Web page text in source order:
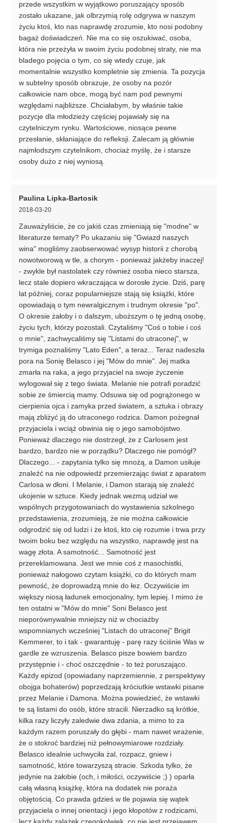
przede wszystkim w wyjątkowo poruszający sposób
zostało ukazane, jak olbrzymią rolę odgrywa w naszym
życiu ktoś, kto nas naprawdę zrozumie, kto nosi podobny
bagaż doświadczeń. Nie ma co się oszukiwać, osoba,
która nie przeżyła w swoim życiu podobnej straty, nie ma
bladego pojęcia o tym, co się wtedy czuje, jak
momentalnie wszystko kompletnie się zmienia. Ta pozycja
w subtelny sposób obrazuje, że osoby na pozór
całkowicie nam obce, mogą być nam pod pewnymi
względami najbliższe. Chciałabym, by właśnie takie
pozycje dla młodzieży częściej pojawiały się na
czytelniczym rynku. Wartościowe, niosące pewne
przesłanie, skłaniające do refleksji. Zalecam ją głównie
najmłodszym czytelnikom, chociaż myślę, że i starsze
osoby dużo z niej wyniosą.
Paulina Lipka-Bartosik
2018-03-20
Zauważyliście, że co jakiś czas zmieniają się "modne" w
literaturze tematy? Po ukazaniu się "Gwiazd naszych
wina" mogliśmy zaobserwować wysyp historii z chorobą
nowotworową w tle, a chorym - ponieważ jakżeby inaczej!
- zwykle był nastolatek czy również osoba nieco starsza,
lecz stale dopiero wkraczająca w dorosłe życie. Dziś, parę
lat później, coraz popularniejsze stają się książki, które
opowiadają o tym newralgicznym i trudnym okresie "po".
O okresie żałoby i o dalszym, uboższym o tę jedną osobę,
życiu tych, którzy pozostali. Czytaliśmy "Coś o tobie i coś
o mnie", zachwycaliśmy się "Listami do utraconej", w
trymiga poznaliśmy "Lato Eden", a teraz... Teraz nadeszła
pora na Sonię Belasco i jej "Mów do mnie". Jej matka
zmarła na raka, a jego przyjaciel na swoje życzenie
wylogował się z tego świata. Melanie nie potrafi poradzić
sobie ze śmiercią mamy. Odsuwa się od pogrążonego w
cierpienia ojca i zamyka przed światem, a sztuka i obrazy
mają zbliżyć ją do utraconego rodzica. Damon pożegnał
przyjaciela i wciąż obwinia się o jego samobójstwo.
Ponieważ dlaczego nie dostrzegł, że z Carlosem jest
bardzo, bardzo nie w porządku? Dlaczego nie pomógł?
Dlaczego... - zapytania tylko się mnożą, a Damon usiłuje
znaleźć na nie odpowiedź przemierzając świat z aparatem
Carlosa w dłoni. I Melanie, i Damon starają się znaleźć
ukojenie w sztuce. Kiedy jednak wezmą udział we
wspólnych przygotowaniach do wystawienia szkolnego
przedstawienia, zrozumieją, że nie można całkowicie
odgrodzić się od ludzi i że ktoś, kto cię rozumie i trwa przy
twoim boku bez względu na wszystko, naprawdę jest na
wagę złota. A samotność... Samotność jest
przereklamowana. Jest we mnie coś z masochistki,
ponieważ nałogowo czytam książki, co do których mam
pewność, że doprowadzą mnie do łez. Oczywiście im
większy niosą ładunek emocjonalny, tym lepiej. I mimo że
ten ostatni w "Mów do mnie" Soni Belasco jest
nieporównywalnie mniejszy niż w chociażby
wspomnianych wcześniej "Listach do utraconej" Brigit
Kemmerer, to i tak - gwarantuję - parę razy ściśnie Was w
gardle ze wzruszenia. Belasco pisze bowiem bardzo
przystępnie i - choć oszczędnie - to też poruszająco.
Każdy epizod (opowiadany naprzemiennie, z perspektywy
obojga bohaterów) poprzedzają króciutkie wstawki pisane
przez Melanie i Damona. Można powiedzieć, że wstawki
te są listami do osób, które stracili. Nierzadko są krótkie,
kilka razy liczyły zaledwie dwa zdania, a mimo to za
każdym razem poruszały do głębi - mam nawet wrażenie,
że o stokroć bardziej niż pełnowymiarowe rozdziały.
Belasco idealnie uchwyciła żal, rozpacz, gniew i
samotność, które towarzyszą stracie. Szkoda tylko, że
jedynie na żałobie (och, i miłości, oczywiście ;) ) oparła
całą własną książkę, która na dodatek nie poraża
objętością. Co prawda gdzieś w tle pojawia się wątek
przyjaciela o innej orientacji i jego kłopotów z rodzicami,
lecz każdy zalążek czegokolwiek, co nie jest przejawem